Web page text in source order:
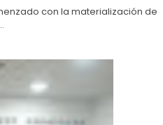
con la materialización de